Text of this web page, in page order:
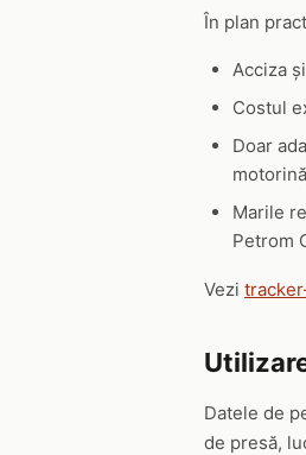
În plan
Acciza
Costul
Doar
Marile
Petrom
Vezi
Datele de
de presă,